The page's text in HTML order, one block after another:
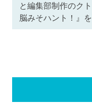
と編集部制作のク
脳みそハント！』